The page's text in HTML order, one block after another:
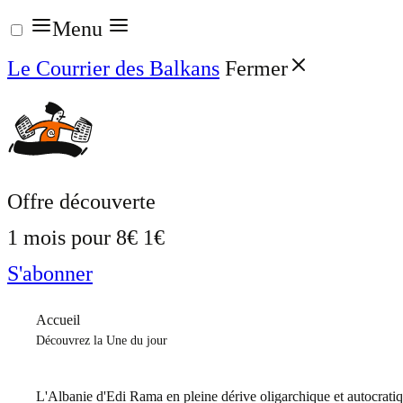
Aller
au
contenu
Menu
Le Courrier des Balkans Fermer
Offre découverte
1 mois pour 8€ 1€
S'abonner
Accueil
Découvrez la Une du jour
L'Albanie d'Edi Rama en pleine dérive oligarchique et